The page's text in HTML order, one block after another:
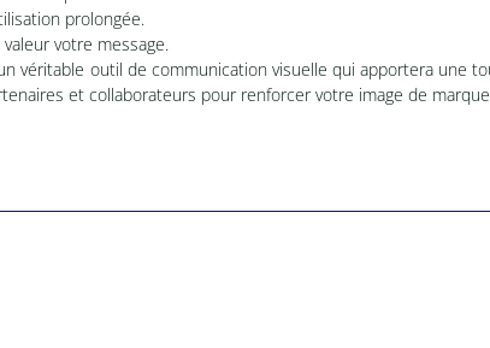
prolongée.
votre message.
véritable outil de communication visuelle qui apportera une
et collaborateurs pour renforcer votre image de